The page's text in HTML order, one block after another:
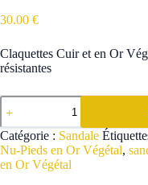
30.00 €
Claquettes Cuir et en Or
résistantes
quantité
de
Claquettes
Cuir
et
en
Catégorie : Sandale
Nu-Pieds en Or Végétal,
en Or Végétal